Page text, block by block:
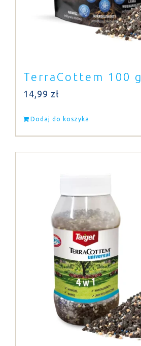
TerraCottem 100 g
14,99 zł
Dodaj do koszyka